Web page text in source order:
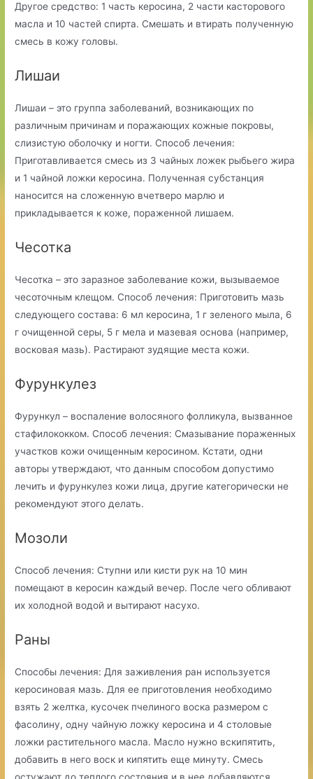
Другое средство: 1 часть керосина, 2 части касторового
масла и 10 частей спирта. Смешать и втирать полученную
смесь в кожу головы.
Лишаи
Лишаи – это группа заболеваний, возникающих по
различным причинам и поражающих кожные покровы,
слизистую оболочку и ногти. Способ лечения:
Приготавливается смесь из 3 чайных ложек рыбьего жира
и 1 чайной ложки керосина. Полученная субстанция
наносится на сложенную вчетверо марлю и
прикладывается к коже, пораженной лишаем.
Чесотка
Чесотка – это заразное заболевание кожи, вызываемое
чесоточным клещом. Способ лечения: Приготовить мазь
следующего состава: 6 мл керосина, 1 г зеленого мыла, 6
г очищенной серы, 5 г мела и мазевая основа (например,
восковая мазь). Растирают зудящие места кожи.
Фурункулез
Фурункул – воспаление волосяного фолликула, вызванное
стафилококком. Способ лечения: Смазывание пораженных
участков кожи очищенным керосином. Кстати, одни
авторы утверждают, что данным способом допустимо
лечить и фурункулез кожи лица, другие категорически не
рекомендуют этого делать.
Мозоли
Способ лечения: Ступни или кисти рук на 10 мин
помещают в керосин каждый вечер. После чего обливают
их холодной водой и вытирают насухо.
Раны
Способы лечения: Для заживления ран используется
керосиновая мазь. Для ее приготовления необходимо
взять 2 желтка, кусочек пчелиного воска размером с
фасолину, одну чайную ложку керосина и 4 столовые
ложки растительного масла. Масло нужно вскипятить,
добавить в него воск и кипятить еще минуту. Смесь
остужают до теплого состояния и в нее добавляются